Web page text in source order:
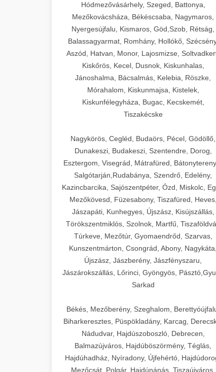
Hódmezővásárhely, Szeged, Battonya,
Mezőkovácsháza, Békéscsaba, Nagymaros,
Nyergesújfalu, Kismaros, Göd,Szob, Rétság,
Balassagyarmat, Romhány, Hollókő,
Aszód, Hatvan, Monor, Lajosmizse,
Kiskőrös, Kecel, Dusnok, Kiskunhalas,
Jánoshalma, Bácsalmás, Kelebia, Röszke,
Mórahalom, Kiskunmajsa, Kistelek,
Kiskunfélegyháza, Bugac, Kecskemét,
Tiszakécske
Nagykörös, Cegléd, Budaörs, Pécel, Gödöllő,
Dunakeszi, Budakeszi, Szentendre, Dorog,
Esztergom, Visegrád, Mátrafüred,
Salgótarján,Rudabánya, Szendrő, Edelény,
Kazincbarcika, Sajószentpéter, Ózd, Miskolc,
Mezőkövesd, Füzesabony, Tiszafüred, Heves,
Jászapáti, Kunhegyes, Újszász, Kisújszállás,
Törökszentmiklós, Szolnok, Martfű,
Túrkeve, Mezőtúr, Gyomaendrőd, Szarvas,
Kunszentmárton, Csongrád, Abony, Nagykáta,
Újszász, Jászberény, Jászfényszaru,
Jászárokszállás, Lőrinci, Gyöngyös,
Sarkad
Békés, Mezőberény, Szeghalom,
Biharkeresztes, Püspökladány, Karcag,
Nádudvar, Hajdúszoboszló, Debrecen,
Balmazújváros, Hajdúböszörmény, Téglás,
Hajdúhadház, Nyíradony, Újfehértó,
Mezőcsát, Polgár, Hajdúnánás, Tiszaújváros,